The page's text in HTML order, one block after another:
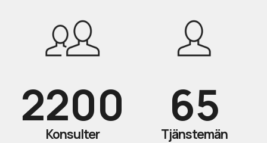
2200
Konsulter
65
Tjänstemän